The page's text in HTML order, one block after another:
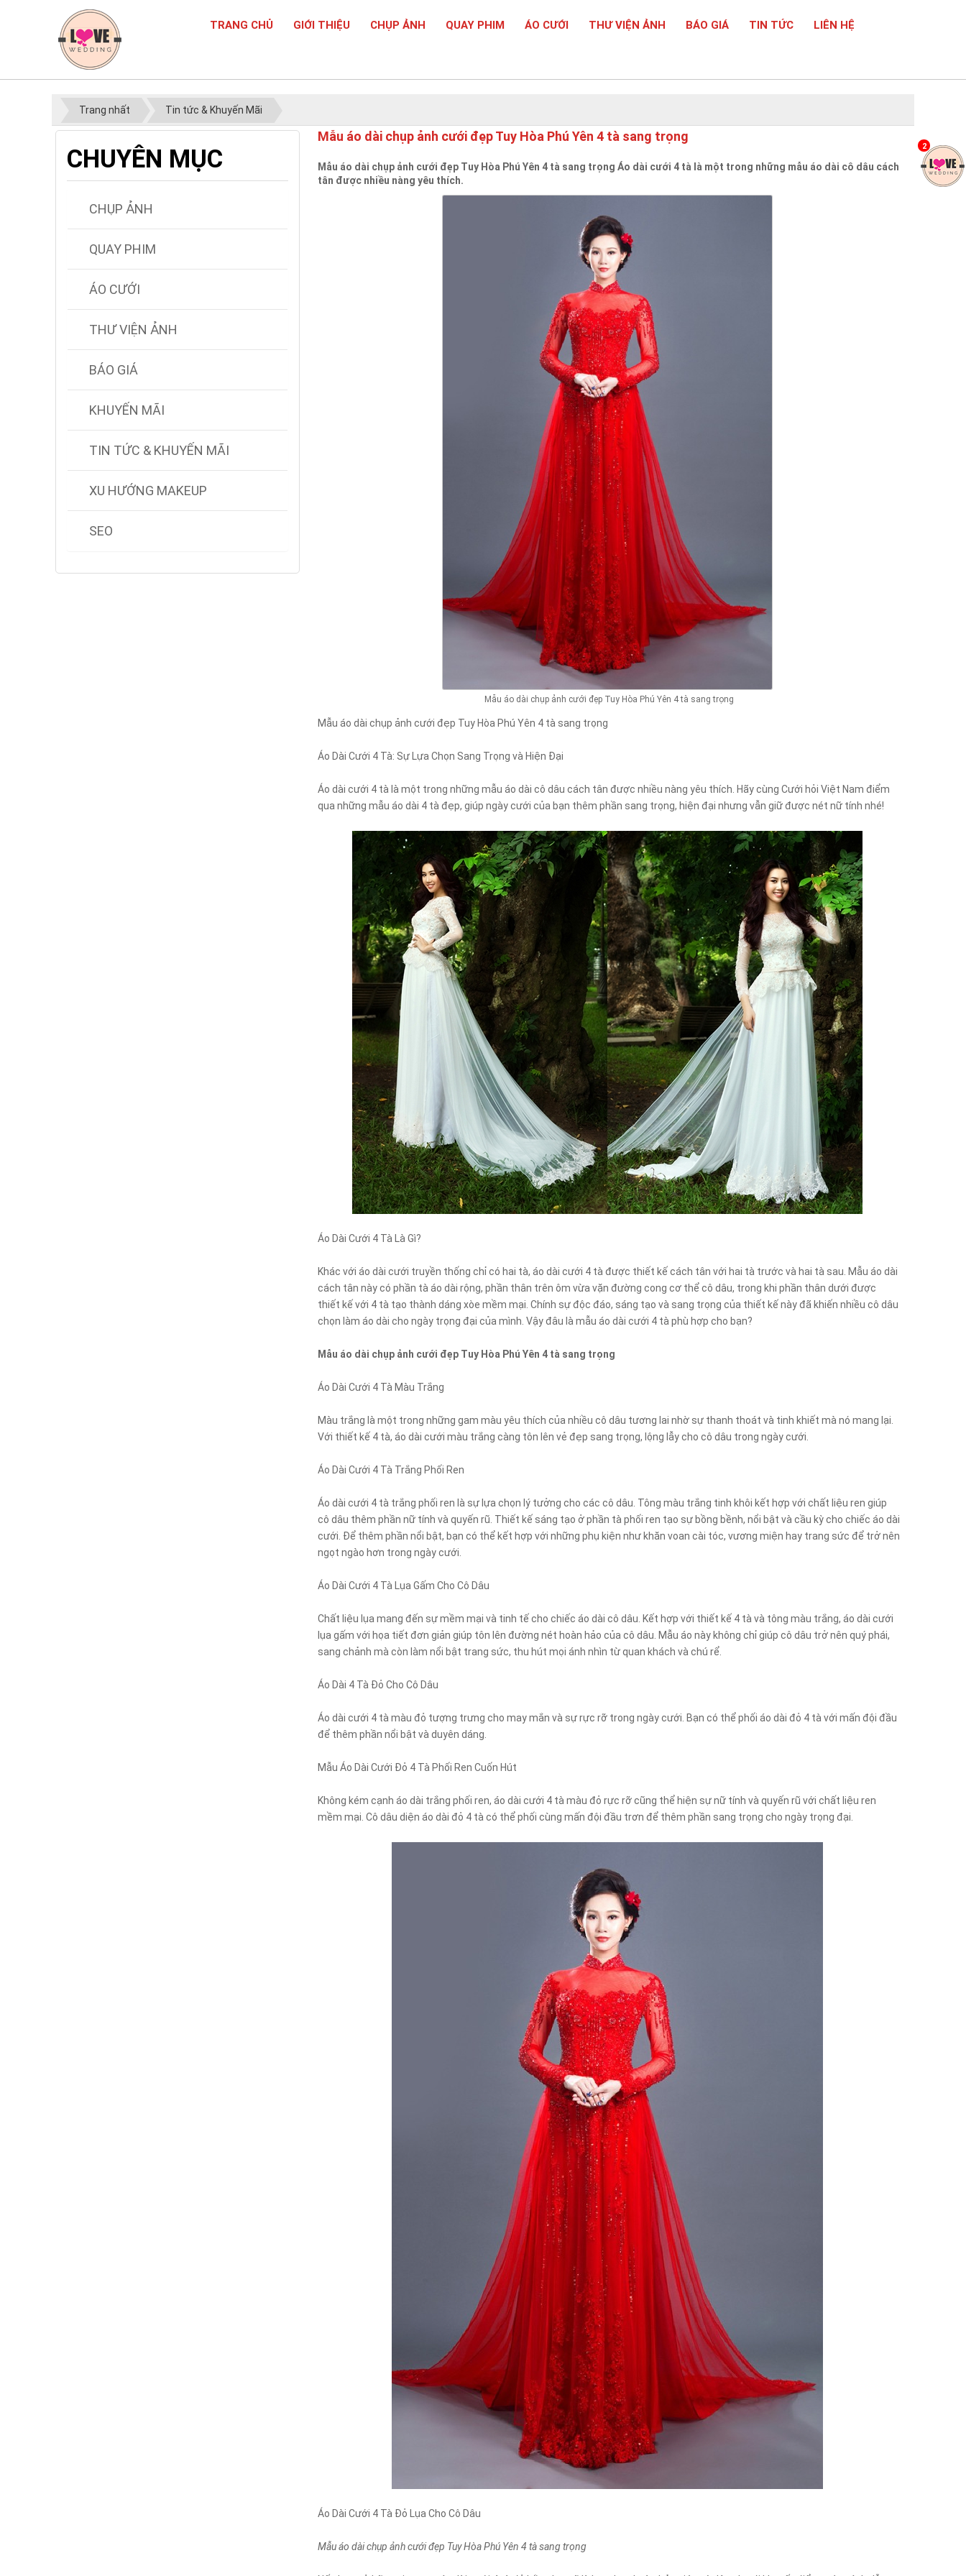
TRANG CHỦ GIỚI THIỆU CHỤP ẢNH QUAY PHIM ÁO CƯỚI THƯ VIỆN ẢNH BÁO GIÁ TIN TỨC LIÊN HỆ
Trang nhất Tin tức & Khuyến Mãi
Mẫu áo dài chụp ảnh cưới đẹp Tuy Hòa Phú Yên 4 tà sang trọng
Mẫu áo dài chụp ảnh cưới đẹp Tuy Hòa Phú Yên 4 tà sang trọng Áo dài cưới 4 tà là một trong những mẫu áo dài cô dâu cách
tân được nhiều nàng yêu thích.
Mẫu áo dài chụp ảnh cưới đẹp Tuy Hòa Phú Yên 4 tà sang trọng
Mẫu áo dài chụp ảnh cưới đẹp Tuy Hòa Phú Yên 4 tà sang trọng
Áo Dài Cưới 4 Tà: Sự Lựa Chọn Sang Trọng và Hiện Đại
Áo dài cưới 4 tà là một trong những mẫu áo dài cô dâu cách tân được nhiều nàng yêu thích. Hãy cùng Cưới hỏi Việt Nam điểm
qua những mẫu áo dài 4 tà đẹp, giúp ngày cưới của bạn thêm phần sang trọng, hiện đại nhưng vẫn giữ được nét nữ tính nhé!
Áo Dài Cưới 4 Tà Là Gì?
Khác với áo dài cưới truyền thống chỉ có hai tà, áo dài cưới 4 tà được thiết kế cách tân với hai tà trước và hai tà sau. Mẫu áo dài
cách tân này có phần tà áo dài rộng, phần thân trên ôm vừa vặn đường cong cơ thể cô dâu, trong khi phần thân dưới được
thiết kế với 4 tà tạo thành dáng xòe mềm mại. Chính sự độc đáo, sáng tạo và sang trọng của thiết kế này đã khiến nhiều cô dâu
chọn làm áo dài cho ngày trọng đại của mình. Vậy đâu là mẫu áo dài cưới 4 tà phù hợp cho bạn?
Mẫu áo dài chụp ảnh cưới đẹp Tuy Hòa Phú Yên 4 tà sang trọng
Áo Dài Cưới 4 Tà Màu Trắng
Màu trắng là một trong những gam màu yêu thích của nhiều cô dâu tương lai nhờ sự thanh thoát và tinh khiết mà nó mang lại.
Với thiết kế 4 tà, áo dài cưới màu trắng càng tôn lên vẻ đẹp sang trọng, lộng lẫy cho cô dâu trong ngày cưới.
Áo Dài Cưới 4 Tà Trắng Phối Ren
Áo dài cưới 4 tà trắng phối ren là sự lựa chọn lý tưởng cho các cô dâu. Tông màu trắng tinh khôi kết hợp với chất liệu ren giúp
cô dâu thêm phần nữ tính và quyến rũ. Thiết kế sáng tạo ở phần tà phối ren tạo sự bồng bềnh, nổi bật và cầu kỳ cho chiếc áo dài
cưới. Để thêm phần nổi bật, bạn có thể kết hợp với những phụ kiện như khăn voan cài tóc, vương miện hay trang sức để trở nên
ngọt ngào hơn trong ngày cưới.
Áo Dài Cưới 4 Tà Lụa Gấm Cho Cô Dâu
Chất liệu lụa mang đến sự mềm mại và tinh tế cho chiếc áo dài cô dâu. Kết hợp với thiết kế 4 tà và tông màu trắng, áo dài cưới
lụa gấm với họa tiết đơn giản giúp tôn lên đường nét hoàn hảo của cô dâu. Mẫu áo này không chỉ giúp cô dâu trở nên quý phái,
sang chảnh mà còn làm nổi bật trang sức, thu hút mọi ánh nhìn từ quan khách và chú rể.
Áo Dài 4 Tà Đỏ Cho Cô Dâu
Áo dài cưới 4 tà màu đỏ tượng trưng cho may mắn và sự rực rỡ trong ngày cưới. Bạn có thể phối áo dài đỏ 4 tà với mấn đội đầu
để thêm phần nổi bật và duyên dáng.
Mẫu Áo Dài Cưới Đỏ 4 Tà Phối Ren Cuốn Hút
Không kém cạnh áo dài trắng phối ren, áo dài cưới 4 tà màu đỏ rực rỡ cũng thể hiện sự nữ tính và quyến rũ với chất liệu ren
mềm mại. Cô dâu diện áo dài đỏ 4 tà có thể phối cùng mấn đội đầu trơn để thêm phần sang trọng cho ngày trọng đại.
Áo Dài Cưới 4 Tà Đỏ Lụa Cho Cô Dâu
Mẫu áo dài chụp ảnh cưới đẹp Tuy Hòa Phú Yên 4 tà sang trọng
CHUYÊN MỤC
CHỤP ẢNH
QUAY PHIM
ÁO CƯỚI
THƯ VIỆN ẢNH
BÁO GIÁ
KHUYẾN MÃI
TIN TỨC & KHUYẾN MÃI
XU HƯỚNG MAKEUP
SEO
2